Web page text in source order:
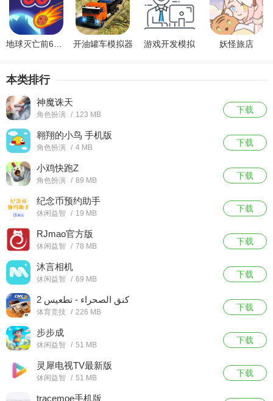
开油罐车模拟器 游戏开发模拟 妖怪旅店
本类排行
神魔诛天
角色扮演 / 123 MB 下载
翱翔的小鸟 手机版
角色扮演 / 4 MB 下载
小鸡快跑Z
角色扮演 / 89 MB 下载
纪念币预约助手
休闲益智 / 19 MB 下载
RJmao官方版
休闲益智 / 78 MB 下载
沐言相机
休闲益智 / 69 MB 下载
كنق الصحراء - تطعيس 2
体育竞技 / 226 MB 下载
步步成
休闲益智 / 51 MB 下载
灵犀电视TV最新版
休闲益智 / 51 MB 下载
tracemoe手机版